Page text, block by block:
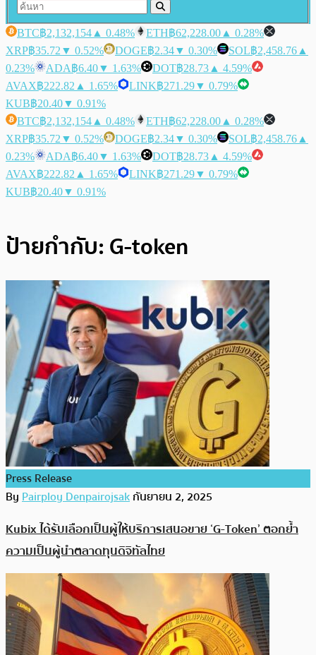
BTC฿2,132,154 ▲ 0.48% ETH฿62,228.00 ▲ 0.28%
XRP฿35.72 ▼ 0.52% DOGE฿2.34▼ 0.30% SOL฿2,458.76 ▲
0.23%
ADA฿6.40▼ 1.63% DOT฿28.73 ▲ 4.59%
AVAX฿222.82 ▲ 1.65% LINK฿271.29▼ 0.79%
KUB฿20.40▼ 0.91%
BTC฿2,132,154 ▲ 0.48% ETH฿62,228.00 ▲ 0.28%
XRP฿35.72 ▼ 0.52% DOGE฿2.34▼ 0.30% SOL฿2,458.76 ▲
0.23%
ADA฿6.40▼ 1.63% DOT฿28.73 ▲ 4.59%
AVAX฿222.82 ▲ 1.65% LINK฿271.29▼ 0.79%
KUB฿20.40▼ 0.91%
ป้ายกำกับ: G-token
Press Release
ByPairploy Denpairojsakกันยายน 2, 2025
Kubix ได้รับเลือกเป็นผู้ให้บริการเสนอขาย ‘G-Token’ ตอกย้ำ
ความเป็นผู้นำตลาดทุนดิจิทัลไทย